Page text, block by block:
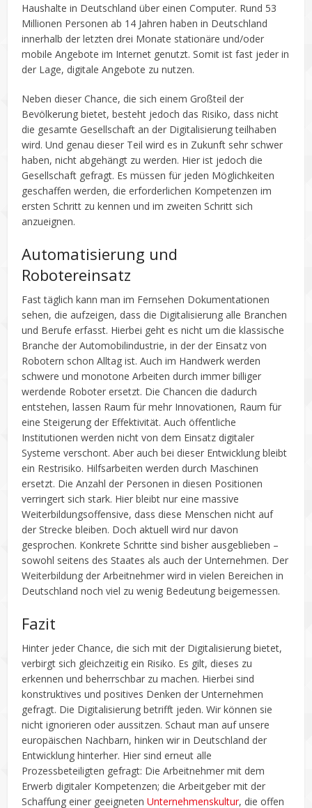
Haushalte in Deutschland über einen Computer. Rund 53
Millionen Personen ab 14 Jahren haben in Deutschland
innerhalb der letzten drei Monate stationäre und/oder
mobile Angebote im Internet genutzt. Somit ist fast jeder in
der Lage, digitale Angebote zu nutzen.
Neben dieser Chance, die sich einem Großteil der
Bevölkerung bietet, besteht jedoch das Risiko, dass nicht
die gesamte Gesellschaft an der Digitalisierung teilhaben
wird. Und genau dieser Teil wird es in Zukunft sehr schwer
haben, nicht abgehängt zu werden. Hier ist jedoch die
Gesellschaft gefragt. Es müssen für jeden Möglichkeiten
geschaffen werden, die erforderlichen Kompetenzen im
ersten Schritt zu kennen und im zweiten Schritt sich
anzueignen.
Automatisierung und
Robotereinsatz
Fast täglich kann man im Fernsehen Dokumentationen
sehen, die aufzeigen, dass die Digitalisierung alle Branchen
und Berufe erfasst. Hierbei geht es nicht um die klassische
Branche der Automobilindustrie, in der der Einsatz von
Robotern schon Alltag ist. Auch im Handwerk werden
schwere und monotone Arbeiten durch immer billiger
werdende Roboter ersetzt. Die Chancen die dadurch
entstehen, lassen Raum für mehr Innovationen, Raum für
eine Steigerung der Effektivität. Auch öffentliche
Institutionen werden nicht von dem Einsatz digitaler
Systeme verschont. Aber auch bei dieser Entwicklung bleibt
ein Restrisiko. Hilfsarbeiten werden durch Maschinen
ersetzt. Die Anzahl der Personen in diesen Positionen
verringert sich stark. Hier bleibt nur eine massive
Weiterbildungsoffensive, dass diese Menschen nicht auf
der Strecke bleiben. Doch aktuell wird nur davon
gesprochen. Konkrete Schritte sind bisher ausgeblieben –
sowohl seitens des Staates als auch der Unternehmen. Der
Weiterbildung der Arbeitnehmer wird in vielen Bereichen in
Deutschland noch viel zu wenig Bedeutung beigemessen.
Fazit
Hinter jeder Chance, die sich mit der Digitalisierung bietet,
verbirgt sich gleichzeitig ein Risiko. Es gilt, dieses zu
erkennen und beherrschbar zu machen. Hierbei sind
konstruktives und positives Denken der Unternehmen
gefragt. Die Digitalisierung betrifft jeden. Wir können sie
nicht ignorieren oder aussitzen. Schaut man auf unsere
europäischen Nachbarn, hinken wir in Deutschland der
Entwicklung hinterher. Hier sind erneut alle
Prozessbeteiligten gefragt: Die Arbeitnehmer mit dem
Erwerb digitaler Kompetenzen; die Arbeitgeber mit der
Schaffung einer geeignetenUnternehmenskultur, die offen